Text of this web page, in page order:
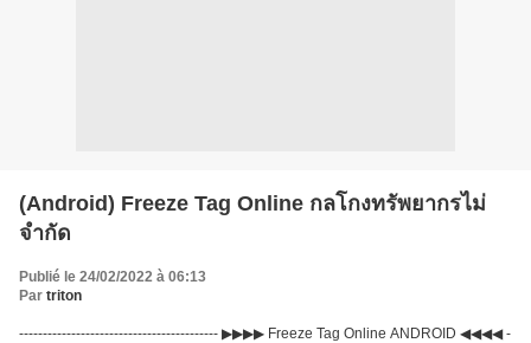
(Android) Freeze Tag Online กลโกงทรัพยากรไม่
จำกัด
Publié le 24/02/2022 à 06:13
Par triton
------------------------------------------ ▶▶▶▶ Freeze Tag Online ANDROID ◀◀◀◀ -